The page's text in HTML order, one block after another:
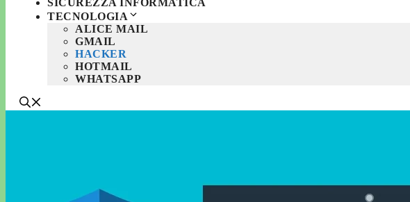
SICUREZZA INFORMATICA
TECNOLOGIA
ALICE MAIL
GMAIL
HACKER
HOTMAIL
WHATSAPP